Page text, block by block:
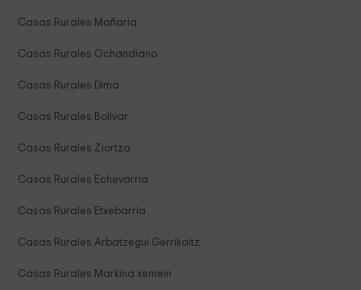
Casas Rurales Mañaria
Casas Rurales Ochandiano
Casas Rurales Dima
Casas Rurales Bolivar
Casas Rurales Ziortza
Casas Rurales Echevarria
Casas Rurales Etxebarria
Casas Rurales Arbatzegui Gerrikaitz
Casas Rurales Markina xemein